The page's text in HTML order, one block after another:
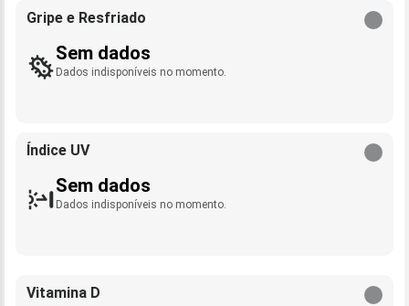
Gripe e Resfriado
Sem dados
Dados indisponíveis no momento.
Índice UV
Sem dados
Dados indisponíveis no momento.
Vitamina D